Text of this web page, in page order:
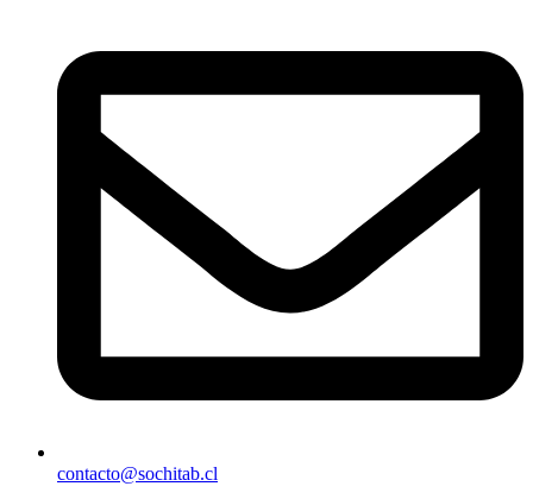
contacto@sochitab.cl